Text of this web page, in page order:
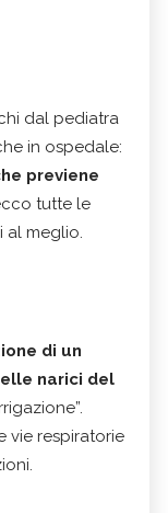
dal pediatra
in ospedale:
previene
tutte le
al meglio.
di un
narici del
vie respiratorie